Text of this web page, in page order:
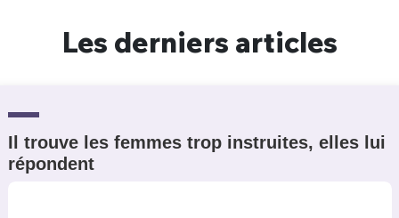
Les derniers articles
Il trouve les femmes trop instruites, elles lui
répondent
Un Thread